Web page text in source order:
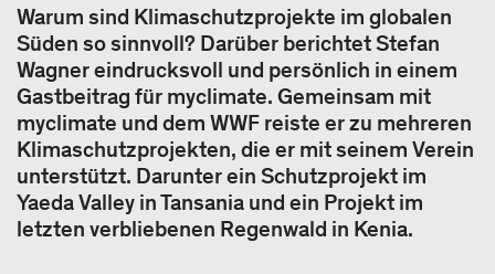
Warum sind Klimaschutzprojekte im globalen
Süden so sinnvoll? Darüber berichtet Stefan
Wagner eindrucksvoll und persönlich in einem
Gastbeitrag für myclimate. Gemeinsam mit
myclimate und dem WWF reiste er zu mehreren
Klimaschutzprojekten, die er mit seinem Verein
unterstützt. Darunter ein Schutzprojekt im
Yaeda Valley in Tansania und ein Projekt im
letzten verbliebenen Regenwald in Kenia.